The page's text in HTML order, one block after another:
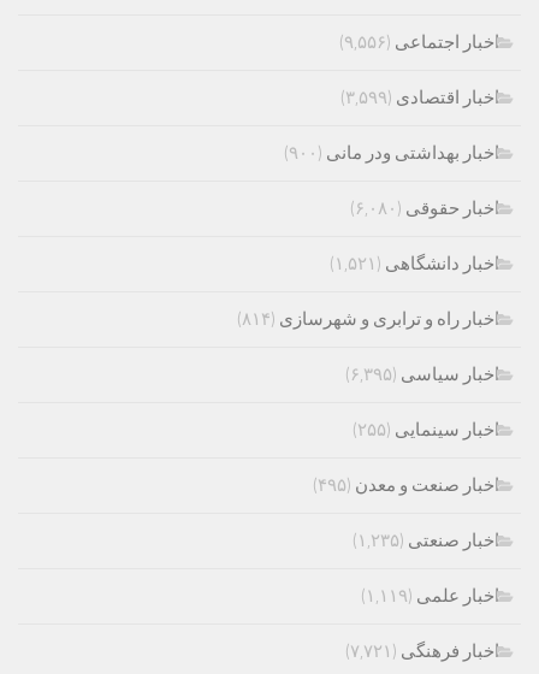
اخبار اجتماعی (۹,۵۵۶)
اخبار اقتصادی (۳,۵۹۹)
اخبار بهداشتی ودر مانی (۹۰۰)
اخبار حقوقی (۶,۰۸۰)
اخبار دانشگاهی (۱,۵۲۱)
اخبار راه و ترابری و شهرسازی (۸۱۴)
اخبار سیاسی (۶,۳۹۵)
اخبار سینمایی (۲۵۵)
اخبار صنعت و معدن (۴۹۵)
اخبار صنعتی (۱,۲۳۵)
اخبار علمی (۱,۱۱۹)
اخبار فرهنگی (۷,۷۲۱)